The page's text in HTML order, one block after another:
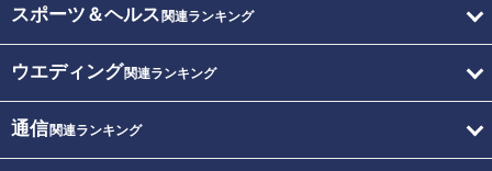
スポーツ＆ヘルス 関連ランキング
ウエディング関連ランキング
通信関連ランキング